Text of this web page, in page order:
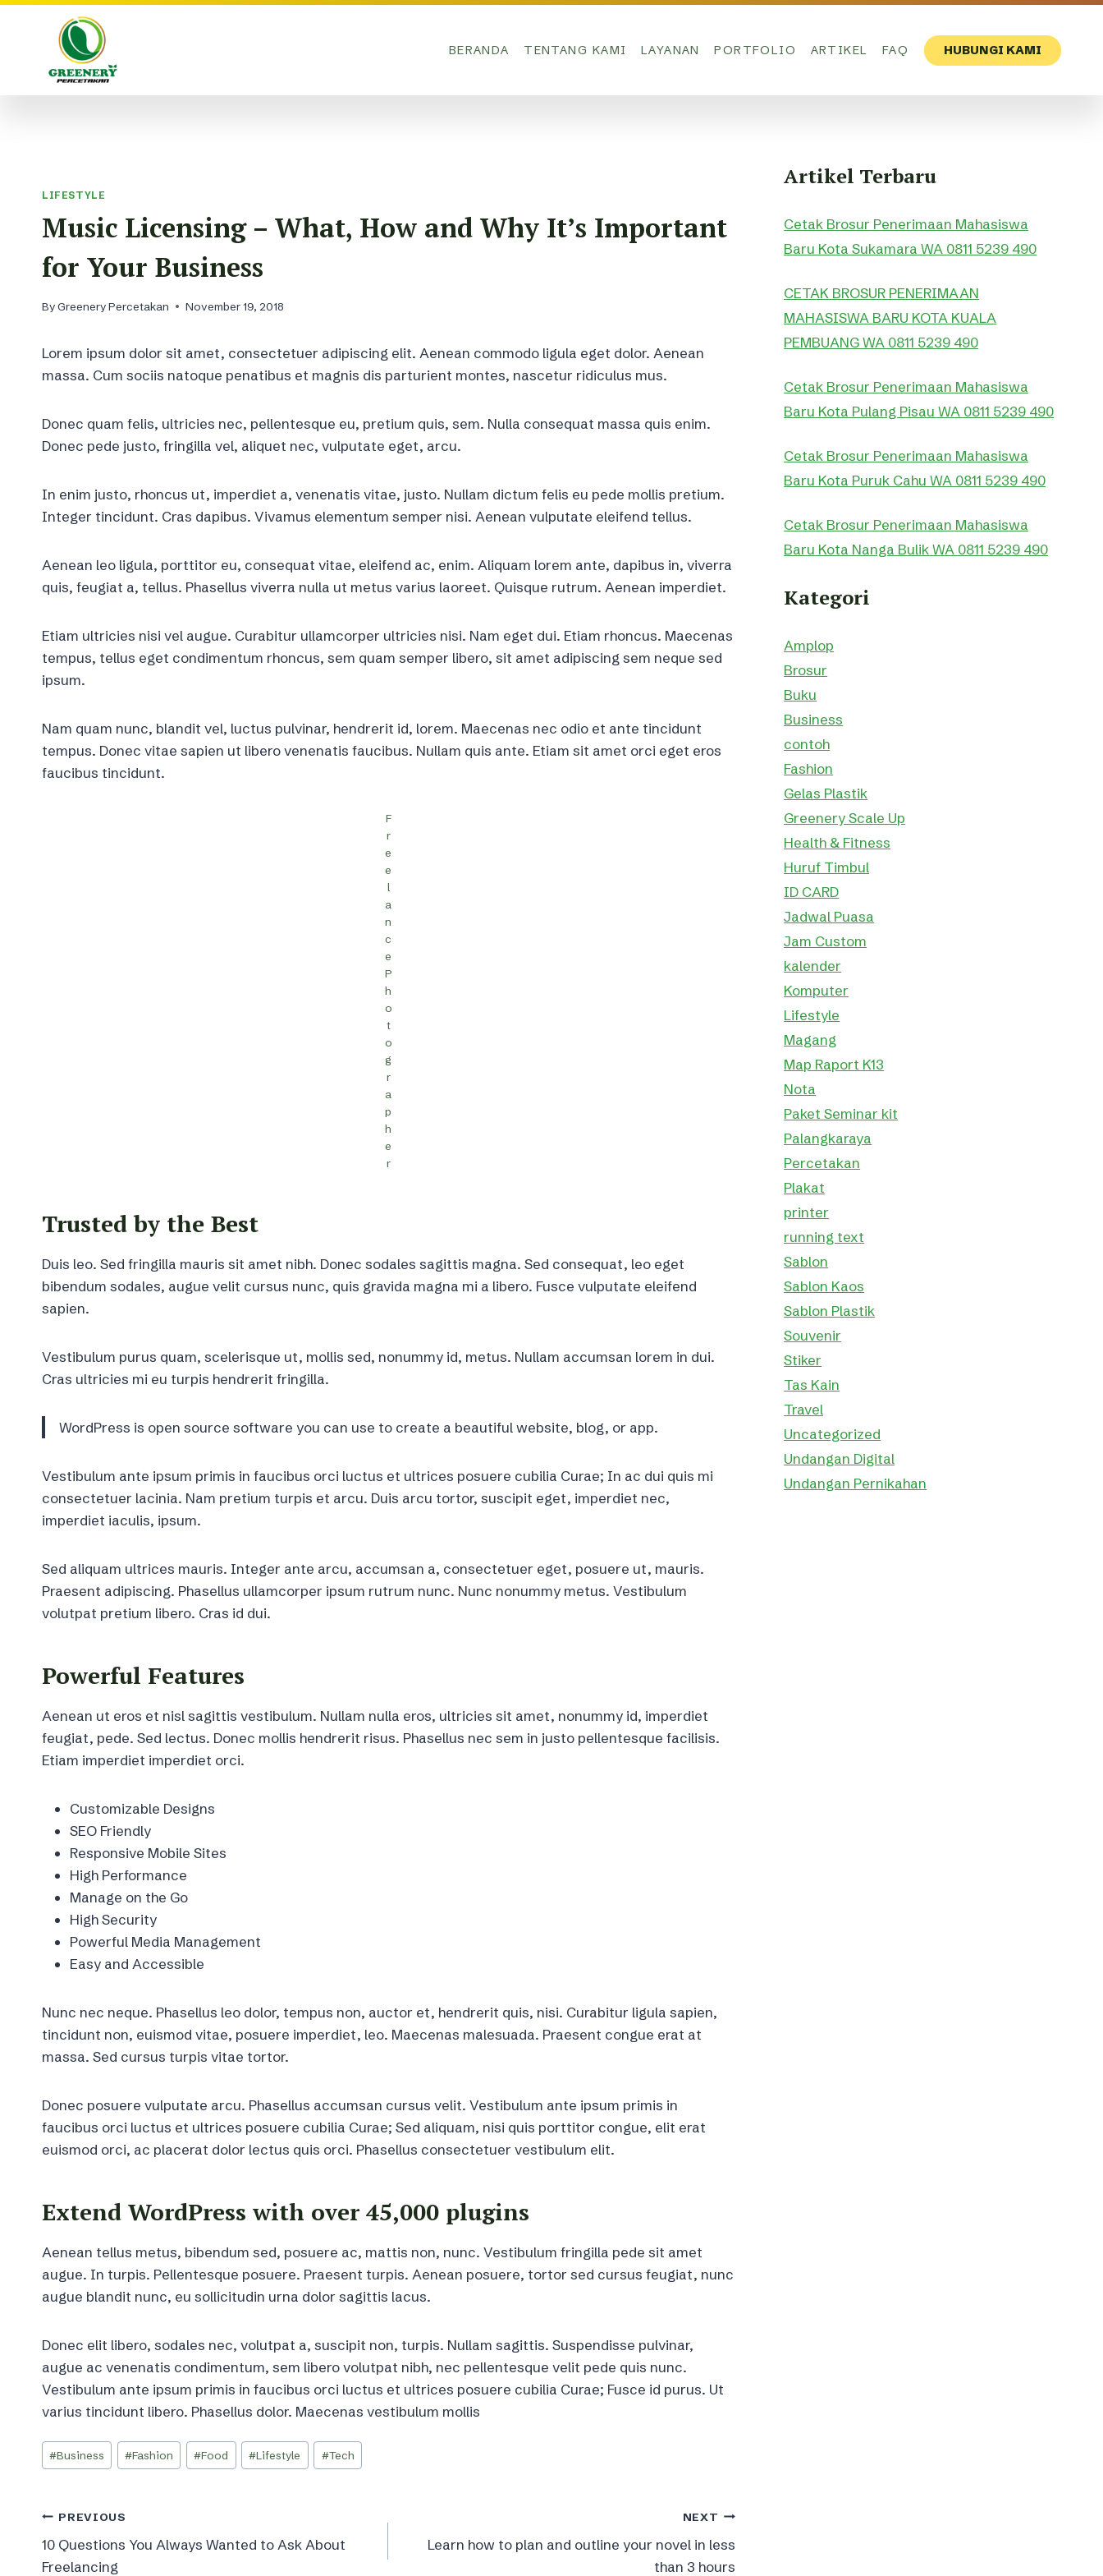
Skip
BERANDA TENTANG KAMI LAYANAN PORTFOLIO ARTIKEL FAQ HUBUNGI KAMI
LIFESTYLE
Music Licensing – What, How and Why It’s Important
for Your Business
ByGreenery Percetakan November 19, 2018
Lorem ipsum dolor sit amet, consectetuer adipiscing elit. Aenean commodo ligula eget dolor. Aenean
massa. Cum sociis natoque penatibus et magnis dis parturient montes, nascetur ridiculus mus.
Donec quam felis, ultricies nec, pellentesque eu, pretium quis, sem. Nulla consequat massa quis enim.
Donec pede justo, fringilla vel, aliquet nec, vulputate eget, arcu.
In enim justo, rhoncus ut, imperdiet a, venenatis vitae, justo. Nullam dictum felis eu pede mollis pretium.
Integer tincidunt. Cras dapibus. Vivamus elementum semper nisi. Aenean vulputate eleifend tellus.
Aenean leo ligula, porttitor eu, consequat vitae, eleifend ac, enim. Aliquam lorem ante, dapibus in, viverra
quis, feugiat a, tellus. Phasellus viverra nulla ut metus varius laoreet. Quisque rutrum. Aenean imperdiet.
Etiam ultricies nisi vel augue. Curabitur ullamcorper ultricies nisi. Nam eget dui. Etiam rhoncus. Maecenas
tempus, tellus eget condimentum rhoncus, sem quam semper libero, sit amet adipiscing sem neque sed
ipsum.
Nam quam nunc, blandit vel, luctus pulvinar, hendrerit id, lorem. Maecenas nec odio et ante tincidunt
tempus. Donec vitae sapien ut libero venenatis faucibus. Nullam quis ante. Etiam sit amet orci eget eros
faucibus tincidunt.
F
r
e
e
l
a
n
c
e
P
h
o
t
o
g
r
a
p
h
e
r
Trusted by the Best
Duis leo. Sed fringilla mauris sit amet nibh. Donec sodales sagittis magna. Sed consequat, leo eget
bibendum sodales, augue velit cursus nunc, quis gravida magna mi a libero. Fusce vulputate eleifend
sapien.
Vestibulum purus quam, scelerisque ut, mollis sed, nonummy id, metus. Nullam accumsan lorem in dui.
Cras ultricies mi eu turpis hendrerit fringilla.
WordPress is open source software you can use to create a beautiful website, blog, or app.
Vestibulum ante ipsum primis in faucibus orci luctus et ultrices posuere cubilia Curae; In ac dui quis mi
consectetuer lacinia. Nam pretium turpis et arcu. Duis arcu tortor, suscipit eget, imperdiet nec,
imperdiet iaculis, ipsum.
Sed aliquam ultrices mauris. Integer ante arcu, accumsan a, consectetuer eget, posuere ut, mauris.
Praesent adipiscing. Phasellus ullamcorper ipsum rutrum nunc. Nunc nonummy metus. Vestibulum
volutpat pretium libero. Cras id dui.
Powerful Features
Aenean ut eros et nisl sagittis vestibulum. Nullam nulla eros, ultricies sit amet, nonummy id, imperdiet
feugiat, pede. Sed lectus. Donec mollis hendrerit risus. Phasellus nec sem in justo pellentesque facilisis.
Etiam imperdiet imperdiet orci.
Customizable Designs
SEO Friendly
Responsive Mobile Sites
High Performance
Manage on the Go
High Security
Powerful Media Management
Easy and Accessible
Nunc nec neque. Phasellus leo dolor, tempus non, auctor et, hendrerit quis, nisi. Curabitur ligula sapien,
tincidunt non, euismod vitae, posuere imperdiet, leo. Maecenas malesuada. Praesent congue erat at
massa. Sed cursus turpis vitae tortor.
Donec posuere vulputate arcu. Phasellus accumsan cursus velit. Vestibulum ante ipsum primis in
faucibus orci luctus et ultrices posuere cubilia Curae; Sed aliquam, nisi quis porttitor congue, elit erat
euismod orci, ac placerat dolor lectus quis orci. Phasellus consectetuer vestibulum elit.
Extend WordPress with over 45,000 plugins
Aenean tellus metus, bibendum sed, posuere ac, mattis non, nunc. Vestibulum fringilla pede sit amet
augue. In turpis. Pellentesque posuere. Praesent turpis. Aenean posuere, tortor sed cursus feugiat, nunc
augue blandit nunc, eu sollicitudin urna dolor sagittis lacus.
Donec elit libero, sodales nec, volutpat a, suscipit non, turpis. Nullam sagittis. Suspendisse pulvinar,
augue ac venenatis condimentum, sem libero volutpat nibh, nec pellentesque velit pede quis nunc.
Vestibulum ante ipsum primis in faucibus orci luctus et ultrices posuere cubilia Curae; Fusce id purus. Ut
varius tincidunt libero. Phasellus dolor. Maecenas vestibulum mollis
Post
Tags:
#Business #Fashion #Food #Lifestyle #Tech
Post
navigation
PREVIOUS
10 Questions You Always Wanted to Ask About
Freelancing
NEXT
Learn how to plan and outline your novel in less
than 3 hours
Artikel Terbaru
Cetak Brosur Penerimaan Mahasiswa
Baru Kota Sukamara WA 0811 5239 490
CETAK BROSUR PENERIMAAN
MAHASISWA BARU KOTA KUALA
PEMBUANG WA 0811 5239 490
Cetak Brosur Penerimaan Mahasiswa
Baru Kota Pulang Pisau WA 0811 5239 490
Cetak Brosur Penerimaan Mahasiswa
Baru Kota Puruk Cahu WA 0811 5239 490
Cetak Brosur Penerimaan Mahasiswa
Baru Kota Nanga Bulik WA 0811 5239 490
Kategori
Amplop
Brosur
Buku
Business
contoh
Fashion
Gelas Plastik
Greenery Scale Up
Health & Fitness
Huruf Timbul
ID CARD
Jadwal Puasa
Jam Custom
kalender
Komputer
Lifestyle
Magang
Map Raport K13
Nota
Paket Seminar kit
Palangkaraya
Percetakan
Plakat
printer
running text
Sablon
Sablon Kaos
Sablon Plastik
Souvenir
Stiker
Tas Kain
Travel
Uncategorized
Undangan Digital
Undangan Pernikahan